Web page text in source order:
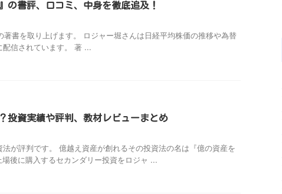
の書評、口コミ、中身を徹底追及！
書を取り上げます。 ロジャー堀さんは日経平均株価の推移や為替
信されています。 著 ...
投資実績や評判、教材レビューまとめ
が評判です。 億越え資産が創れるその投資法の名は『億の資産を
後に購入するセカンダリー投資をロジャ ...